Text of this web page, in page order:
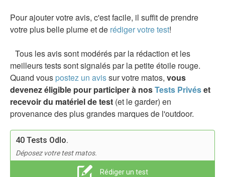
Pour ajouter votre avis, c'est facile, il suffit de prendre
votre plus belle plume et de rédiger votre test!
Tous les avis sont modérés par la rédaction et les
meilleurs tests sont signalés par la petite étoile rouge.
Quand vous postez un avissur votre matos, vous
devenez éligible pour participer à nosTests Privéset
recevoir du matériel de test (et le garder) en
provenance des plus grandes marques de l'outdoor.
40 Tests Odlo.
Déposez votre test matos.
Rédiger un test